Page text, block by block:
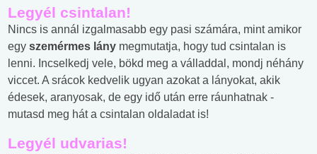
Legyél csintalan!
Nincs is annál izgalmasabb egy pasi számára, mint amikor
egy szemérmes lány megmutatja, hogy tud csintalan is
lenni. Incselkedj vele, bökd meg a válladdal, mondj néhány
viccet. A srácok kedvelik ugyan azokat a lányokat, akik
édesek, aranyosak, de egy idő után erre ráunhatnak -
mutasd meg hát a csintalan oldaladat is!
Legyél udvarias!